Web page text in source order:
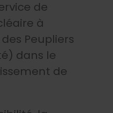
de
à
Peupliers
dans le
de